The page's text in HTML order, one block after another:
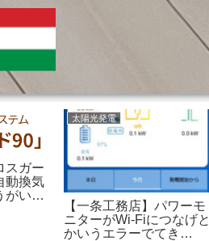
スガー
動換気
がい
太陽光発電
【一条工務店】パワーモ
ニターがWi-Fiにつなげと
かいうエラーでてき